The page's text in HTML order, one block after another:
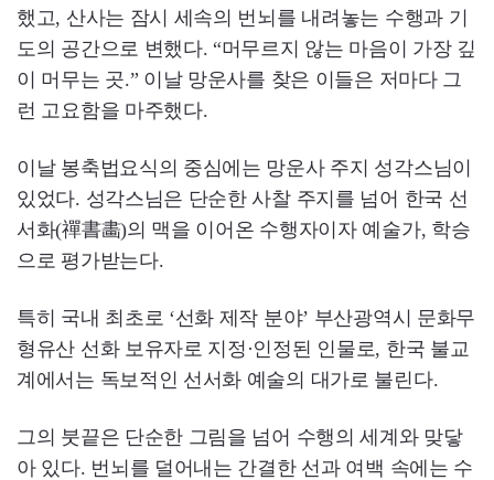
했고, 산사는 잠시 세속의 번뇌를 내려놓는 수행과 기
도의 공간으로 변했다. “머무르지 않는 마음이 가장 깊
이 머무는 곳.” 이날 망운사를 찾은 이들은 저마다 그
런 고요함을 마주했다.
이날 봉축법요식의 중심에는 망운사 주지 성각스님이
있었다. 성각스님은 단순한 사찰 주지를 넘어 한국 선
서화(禪書畵)의 맥을 이어온 수행자이자 예술가, 학승
으로 평가받는다.
특히 국내 최초로 ‘선화 제작 분야’ 부산광역시 문화무
형유산 선화 보유자로 지정·인정된 인물로, 한국 불교
계에서는 독보적인 선서화 예술의 대가로 불린다.
그의 붓끝은 단순한 그림을 넘어 수행의 세계와 맞닿
아 있다. 번뇌를 덜어내는 간결한 선과 여백 속에는 수